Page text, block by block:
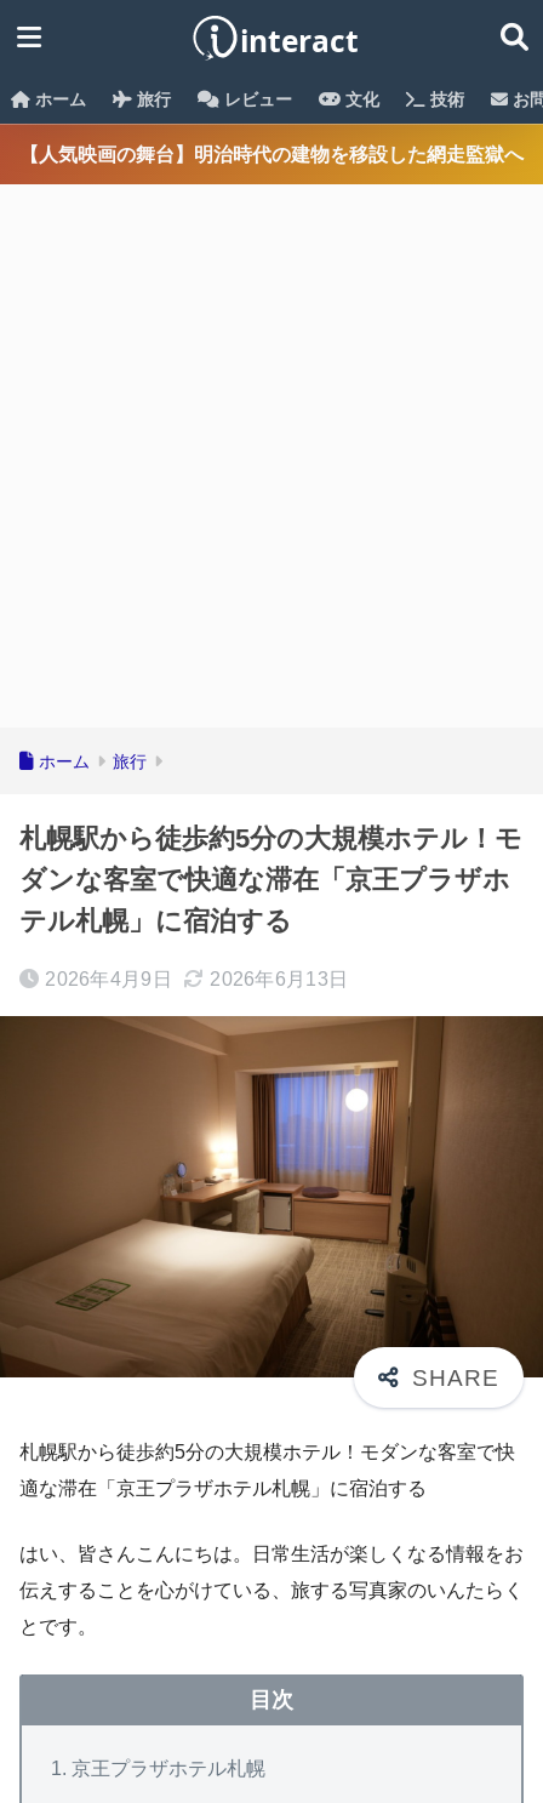
ホーム 旅行 レビュー 文化 技術 お
【人気映画の舞台】明治時代の建物を移設した網走監獄へ
ホーム 旅行
札幌駅から徒歩約5分の大規模ホテル！モ
ダンな客室で快適な滞在「京王プラザホ
テル札幌」に宿泊する
2026年4月9日 2026年6月13日
札幌駅から徒歩約5分の大規模ホテル！モダンな客室で快
適な滞在「京王プラザホテル札幌」に宿泊する
はい、皆さんこんにちは。日常生活が楽しくなる情報をお
伝えすることを心がけている、旅する写真家のいんたらく
とです。
目次
京王プラザホテル札幌